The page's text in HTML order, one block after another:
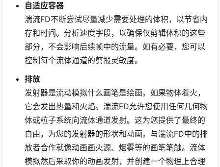
自适应容器
湍流FD不断尝试尽量减少需要处理的体积，以节省内
存和时间。分析速度字段，以确保仅剪辑体积的这些
部分，不会影响后续帧中的流量。如有必要，您可以
控制每个流体通道的剪报灵敏度。
排放
发射器是流动模拟什么画笔是绘画。如果物体着火，
它会发出热量和火焰。湍流FD允许您使用任何几何物
体或粒子系统向流体通道发射。这为您提供了最终的
自由，为您的发射器的形状和动画。与湍流FD中的排
放者合作就像动画画火源、烟雾等的画笔笔触。流体
模拟然后采取你的动画发射，并创建一个物理上合理